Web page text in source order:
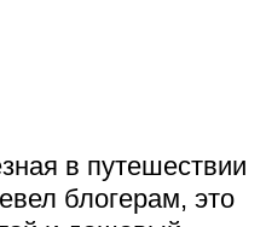
в путешествии
блогерам, это